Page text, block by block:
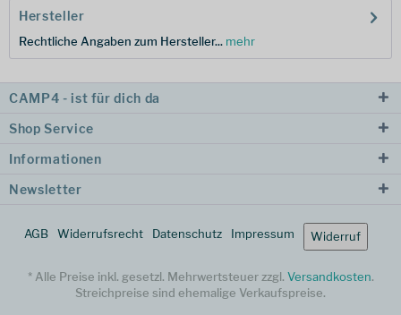
Hersteller
Rechtliche Angaben zum Hersteller... mehr
CAMP4 - ist für dich da
Shop Service
Informationen
Newsletter
AGB Widerrufsrecht Datenschutz Impressum Widerruf
* Alle Preise inkl. gesetzl. Mehrwertsteuer zzgl. Versandkosten.
Streichpreise sind ehemalige Verkaufspreise.